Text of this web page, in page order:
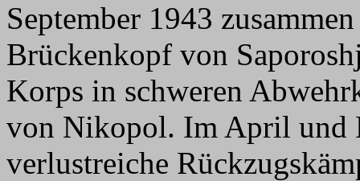
September 1943
Brückenkopf von
Korps in schweren
von Nikopol. Im April und
verlustreiche